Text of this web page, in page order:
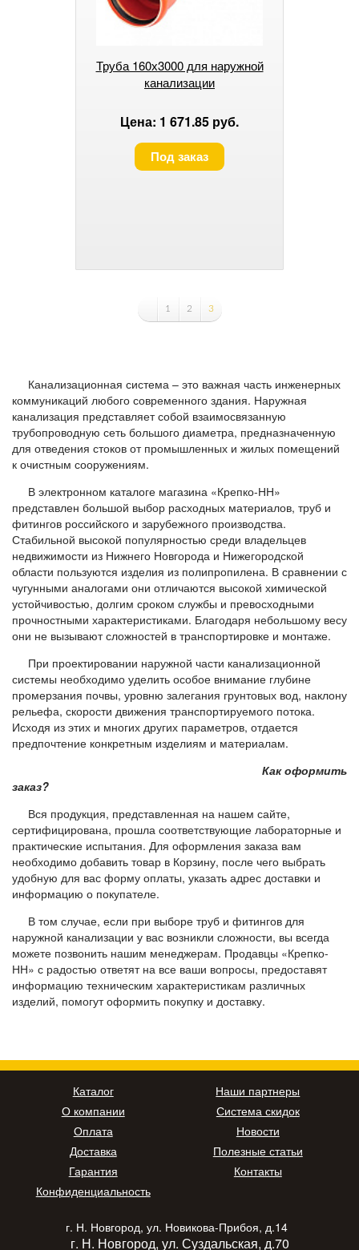
Труба 160х3000 для наружной
канализации
Цена: 1 671.85 руб.
Под заказ
1 2 3
Канализационная система – это важная часть инженерных
коммуникаций любого современного здания. Наружная
канализация представляет собой взаимосвязанную
трубопроводную сеть большого диаметра, предназначенную
для отведения стоков от промышленных и жилых помещений
к очистным сооружениям.
В электронном каталоге магазина «Крепко-НН»
представлен большой выбор расходных материалов, труб и
фитингов российского и зарубежного производства.
Стабильной высокой популярностью среди владельцев
недвижимости из Нижнего Новгорода и Нижегородской
области пользуются изделия из полипропилена. В сравнении с
чугунными аналогами они отличаются высокой химической
устойчивостью, долгим сроком службы и превосходными
прочностными характеристиками. Благодаря небольшому весу
они не вызывают сложностей в транспортировке и монтаже.
При проектировании наружной части канализационной
системы необходимо уделить особое внимание глубине
промерзания почвы, уровню залегания грунтовых вод, наклону
рельефа, скорости движения транспортируемого потока.
Исходя из этих и многих других параметров, отдается
предпочтение конкретным изделиям и материалам.
Как оформить
заказ?
Вся продукция, представленная на нашем сайте,
сертифицирована, прошла соответствующие лабораторные и
практические испытания. Для оформления заказа вам
необходимо добавить товар в Корзину, после чего выбрать
удобную для вас форму оплаты, указать адрес доставки и
информацию о покупателе.
В том случае, если при выборе труб и фитингов для
наружной канализации у вас возникли сложности, вы всегда
можете позвонить нашим менеджерам. Продавцы «Крепко-
НН» с радостью ответят на все ваши вопросы, предоставят
информацию техническим характеристикам различных
изделий, помогут оформить покупку и доставку.
Каталог
О компании
Оплата
Доставка
Гарантия
Конфиденциальность
Наши партнеры
Система скидок
Новости
Полезные статьи
Контакты
г. Н. Новгород, ул. Новикова-Прибоя, д.14
г. Н. Новгород, ул. Суздальская, д.70